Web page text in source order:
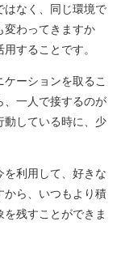
はなく、同じ環境で
変わってきますか
することです。
ーションを取るこ
、一人で接するのが
動している時に、少
を利用して、好きな
から、いつもより積
残すことができま